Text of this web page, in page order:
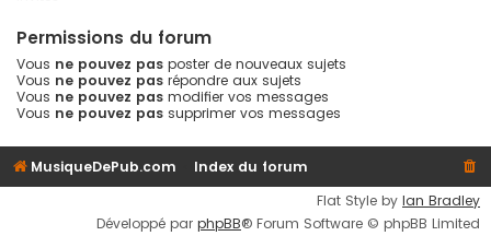
Permissions du forum
Vous ne pouvez pas poster de nouveaux sujets
Vous ne pouvez pas répondre aux sujets
Vous ne pouvez pas modifier vos messages
Vous ne pouvez pas supprimer vos messages
MusiqueDePub.com
Index du forum
Flat Style by Ian Bradley
Développé par phpBB® Forum Software © phpBB Limited